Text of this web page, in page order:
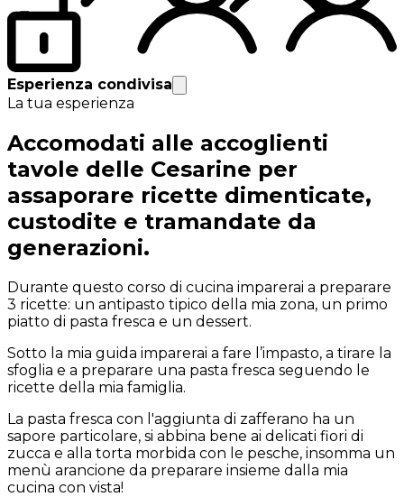
Esperienza condivisa
La tua esperienza
Accomodati alle accoglienti
tavole delle Cesarine per
assaporare ricette dimenticate,
custodite e tramandate da
generazioni.
Durante questo corso di cucina imparerai a preparare
3 ricette: un antipasto tipico della mia zona, un primo
piatto di pasta fresca e un dessert.
Sotto la mia guida imparerai a fare l’impasto, a tirare la
sfoglia e a preparare una pasta fresca seguendo le
ricette della mia famiglia.
La pasta fresca con l'aggiunta di zafferano ha un
sapore particolare, si abbina bene ai delicati fiori di
zucca e alla torta morbida con le pesche, insomma un
menù arancione da preparare insieme dalla mia
cucina con vista!